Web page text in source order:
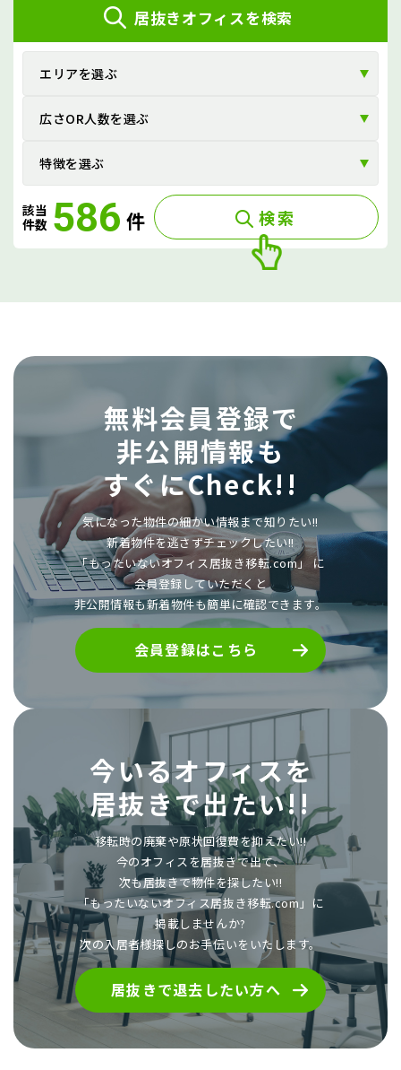
ゲ
居抜きオフィスを検索
エリアを選ぶ
広さOR人数を選ぶ
特徴を選ぶ
該当
件数 586 件 検索
無料会員登録で
非公開情報も
すぐにCheck!!
気になった物件の細かい情報まで知りたい!!
新着物件を逃さずチェックしたい!!
「もったいないオフィス居抜き移転.com」 に
会員登録していただくと
非公開情報も新着物件も簡単に確認できます。
会員登録はこちら
今いるオフィスを
居抜きで出たい!!
移転時の廃棄や原状回復費を抑えたい!!
今のオフィスを居抜きで出て、
次も居抜きで物件を探したい!!
「もったいないオフィス居抜き移転.com」に
掲載しませんか?
次の入居者様探しのお手伝いをいたします。
居抜きで退去したい方へ